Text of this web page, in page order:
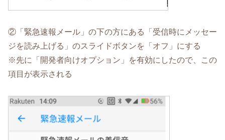
②「緊急速報メール」の下の方にある「受信時にメッセー
ジを読み上げる」のスライドボタンを「オフ」にする
※先に「開発者向けオプション」を有効にしたので、この
項目が表示される